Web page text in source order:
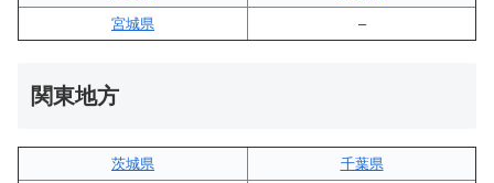
宮城県
–
関東地方
茨城県
千葉県